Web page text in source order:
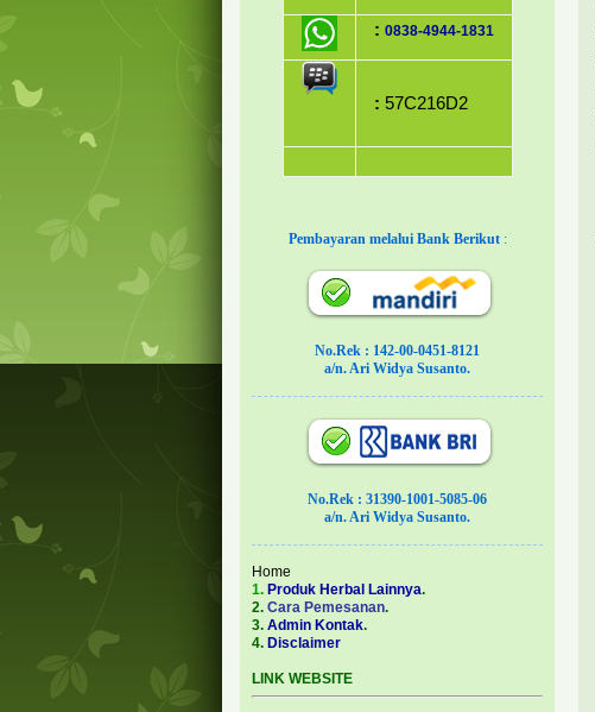
: 0838-4944-1831
: 57C216D2
Pembayaran melalui Bank Berikut :
No.Rek : 142-00-0451-8121
a/n. Ari Widya Susanto.
No.Rek : 31390-1001-5085-06
a/n. Ari Widya Susanto.
Home
1. Produk Herbal Lainnya.
2. Cara Pemesanan.
3. Admin Kontak.
4. Disclaimer
LINK WEBSITE